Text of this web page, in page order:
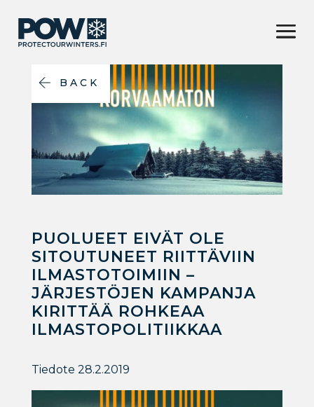
BACK
PUOLUEET EIVÄT OLE
SITOUTUNEET RIITTÄVIIN
ILMASTOTOIMIIN –
JÄRJESTÖJEN KAMPANJA
KIRITTÄÄ ROHKEAA
ILMASTOPOLITIIKKAA
Tiedote 28.2.2019